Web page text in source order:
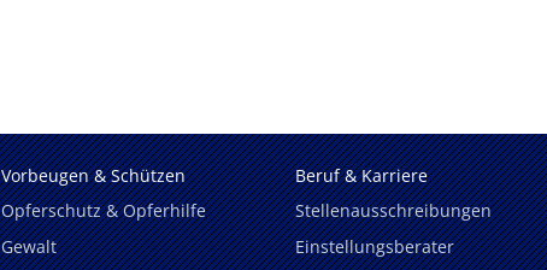
Vorbeugen & Schützen
Opferschutz & Opferhilfe
Gewalt
Beruf & Karriere
Stellenausschreibungen
Einstellungsberater